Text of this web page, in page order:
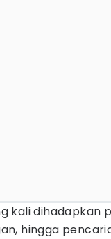
kali
hingga